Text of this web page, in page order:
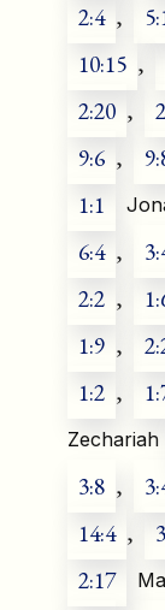
2:4 ,
10:15 ,
2:20 ,
9:6 ,
1:1
6:4 ,
2:2 ,
1:9 ,
1:2 ,
Zechariah
3:8 ,
14:4 ,
2:17